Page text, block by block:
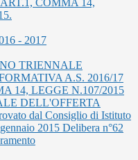
COMMA 14,
- 2017
TRIENNALE
A.S. 2016/17
14, LEGGE N.107/2015
DELL'OFFERTA
dal Consiglio di Istituto
2015 Delibera n°62